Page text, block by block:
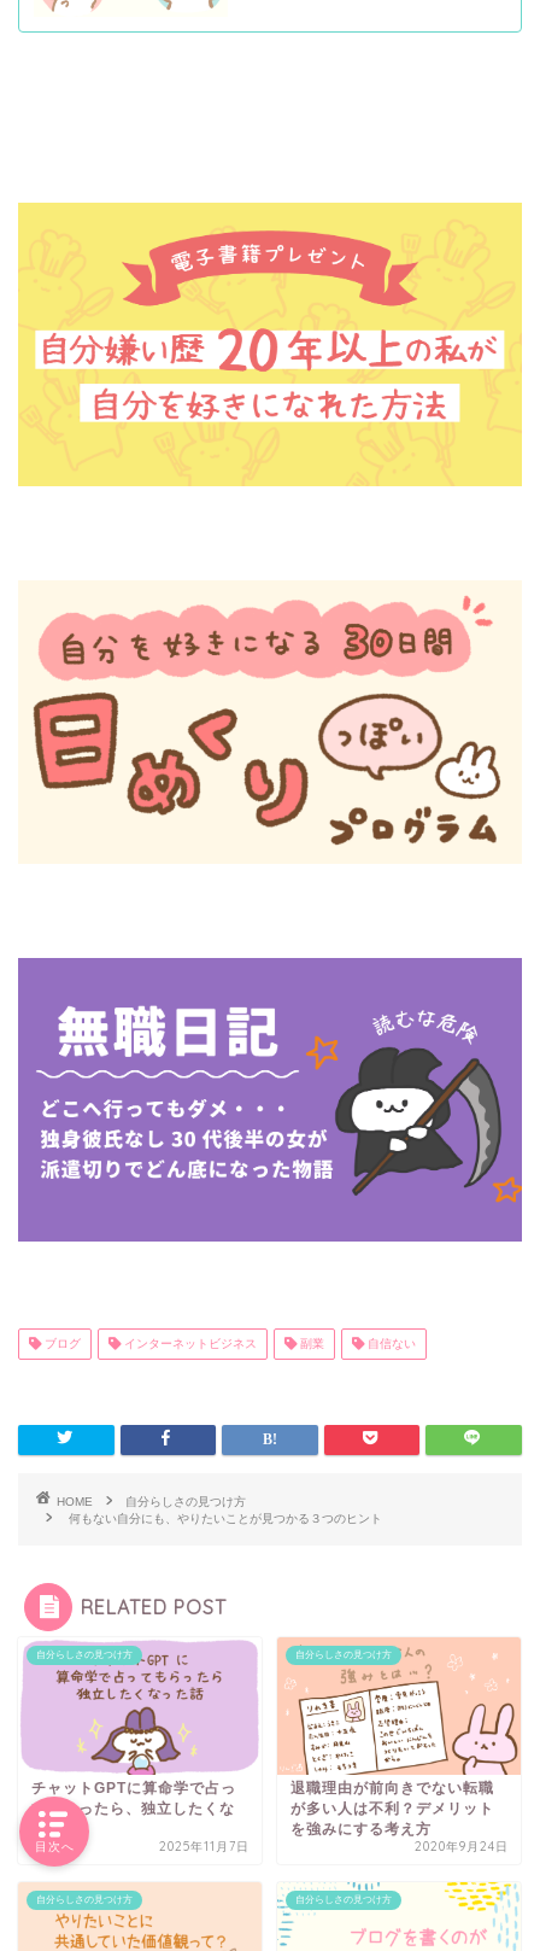
ブログ インターネットビジネス 副業 自信ない
HOME
自分らしさの見つけ方
何もない自分にも、やりたいことが見つかる３つのヒント
RELATED POST
自分らしさの見つけ方
チャットGPTに算命学で占っ
てもらったら、独立したくな
った話
2025年11月7日
自分らしさの見つけ方
退職理由が前向きでない転職
が多い人は不利？デメリット
を強みにする考え方
2020年9月24日
自分らしさの見つけ方 自分らしさの見つけ方
目次へ